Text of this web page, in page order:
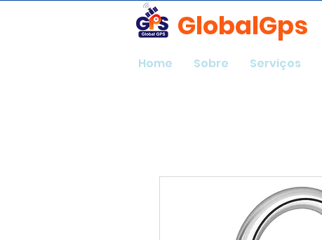
GlobalGps
Home Sobre Serviços